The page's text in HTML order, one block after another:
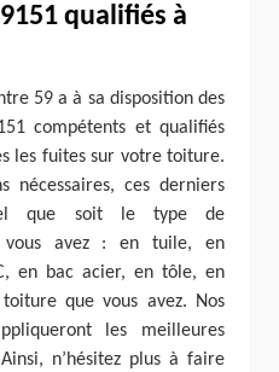
qualifiés à
59 a à sa disposition des
compétents et qualifiés
les fuites sur votre toiture.
nécessaires, ces derniers
que soit le type de
vous avez : en tuile, en
en bac acier, en tôle, en
que vous avez. Nos
les meilleures
n’hésitez plus à faire